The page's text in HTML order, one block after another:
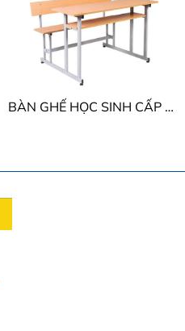
BÀN GHẾ HỌC SINH CẤP 1 - 2 THE ONE BHS104C